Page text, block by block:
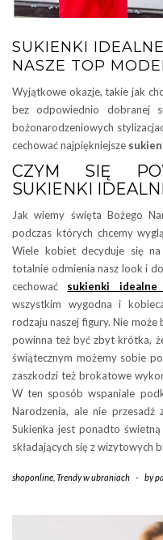
SUKIENKI
NASZE TOP
Wyjątkowe okazje, takie jak
bez odpowiednio dobranej
bożonarodzeniowych
cechować najpiękniejsze
CZYM SIĘ
SUKIENKI
Jak wiemy święta Bożego
podczas których chcemy
Wiele kobiet decyduje się
totalnie odmienia nasz look i
cechować sukienki
wszystkim wygodna i
rodzaju naszej figury. Nie może
powinna też być zbyt krótka,
świątecznym możemy sobie
zaszkodzi też brokatowe
W ten sposób wspaniale
Narodzenia, ale nie przesadź
Sukienka jest ponadto
składających się z wizytowych
shoponline Trendy w ubraniach - by